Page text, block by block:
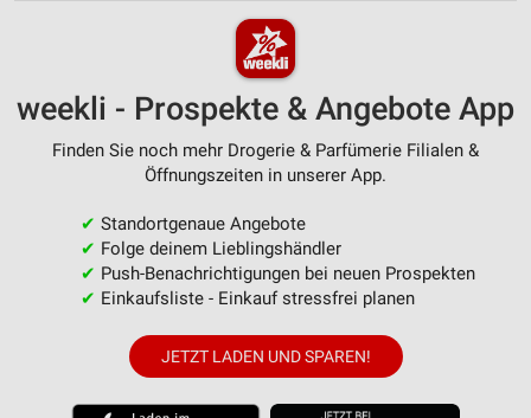
weekli - Prospekte & Angebote App
Finden Sie noch mehr Drogerie & Parfümerie Filialen &
Öffnungszeiten in unserer App.
✔ Standortgenaue Angebote
✔ Folge deinem Lieblingshändler
✔ Push-Benachrichtigungen bei neuen Prospekten
✔ Einkaufsliste - Einkauf stressfrei planen
JETZT LADEN UND SPAREN!